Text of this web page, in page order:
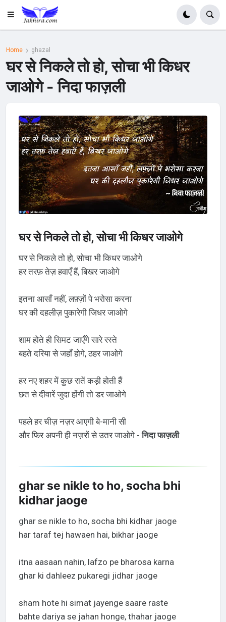
Home ghazal
घर से निकले तो हो, सोचा भी किधर
जाओगे - निदा फाज़ली
घर से निकले तो हो, सोचा भी किधर जाओगे
घर से निकले तो हो, सोचा भी किधर जाओगे
हर तरफ़ तेज़ हवाएँ हैं, बिखर जाओगे
इतना आसाँ नहीं, लफ़्ज़ों पे भरोसा करना
घर की दहलीज़ पुकारेगी जिधर जाओगे
शाम होते ही सिमट जाएँगे सारे रस्ते
बहते दरिया से जहाँ होगे, ठहर जाओगे
हर नए शहर में कुछ रातें कड़ी होती हैं
छत से दीवारें जुदा होंगी तो डर जाओगे
पहले हर चीज़ नज़र आएगी बे-मानी सी
और फिर अपनी ही नज़रों से उतर जाओगे -निदा फाज़ली
ghar se nikle to ho, socha bhi
kidhar jaoge
ghar se nikle to ho, socha bhi kidhar jaoge
har taraf tej hawaen hai, bikhar jaoge
itna aasaan nahin, lafzo pe bharosa karna
ghar ki dahleez pukaregi jidhar jaoge
sham hote hi simat jayenge saare raste
bahte dariya se jahan honge, thahar jaoge